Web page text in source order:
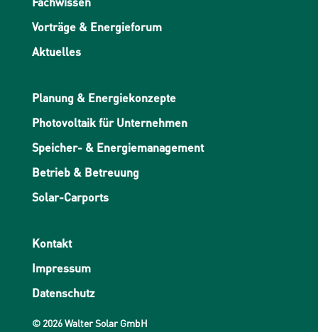
Vorträge & Energieforum
Aktuelles
Planung & Energiekonzepte
Photovoltaik für Unternehmen
Speicher- & Energiemanagement
Betrieb & Betreuung
Solar-Carports
Kontakt
Impressum
Datenschutz
© 2026 Walter Solar GmbH